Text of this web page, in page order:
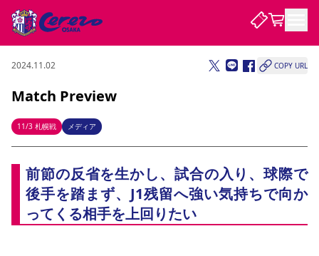
試合・チーム
試合について
試合日程 / 結果 順位表
チームについて
選手・スタッフ スケジュール メディア情報 アクセス レディース
アカデミー
ハナサカプレーヤー 歴代所属選手
観戦する
チケット
チケット情報 販売スケジュール 価格・席種 購入方法
シーズンシート 法人シーズンシート 福祉サービス
団体チケット
特定興行入場券
譲渡サービス リセールサービス
クラブを知る
セレッソ大阪について
ファンクラブ
2024.11.02 COPY URL
Match Preview
11/3 札幌戦 メディア
前節の反省を生かし、試合の入り、球際で
後手を踏まず、J1残留へ強い気持ちで向か
ってくる相手を上回りたい